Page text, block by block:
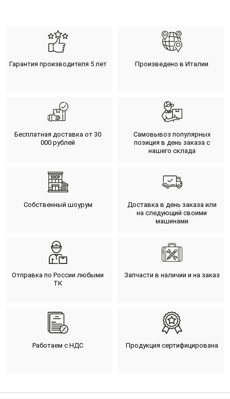
Гарантия производителя 5 лет Произведено в Италии
Бесплатная доставка от 30
000 рублей
Самовывоз популярных
позиция в день заказа с
нашего склада
Собственный шоурум
Доставка в день заказа или
на следующий своими
машинами
Отправка по России любыми
ТК
Запчасти в наличии и на заказ
Работаем с НДС Продукция сертифицирована